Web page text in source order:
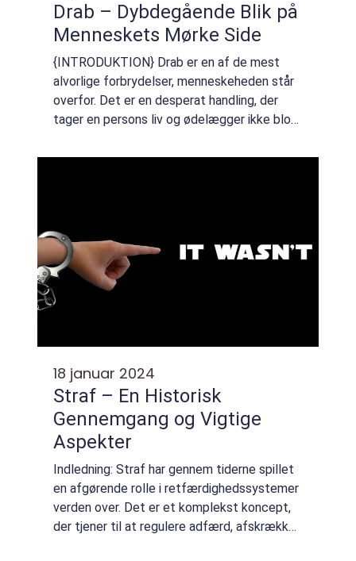
Drab – Dybdegående Blik på
Menneskets Mørke Side
{INTRODUKTION} Drab er en af de mest
alvorlige forbrydelser, menneskeheden står
overfor. Det er en desperat handling, der
tager en persons liv og ødelægger ikke blot
tryghed og tillid. I denne dybdegående art...
18 januar 2024
Straf – En Historisk
Gennemgang og Vigtige
Aspekter
Indledning: Straf har gennem tiderne spillet
en afgørende rolle i retfærdighedssystemer
verden over. Det er et komplekst koncept,
der tjener til at regulere adfærd, afskrække